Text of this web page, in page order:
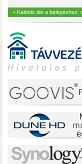
+ Kattints ide a belépéshez,